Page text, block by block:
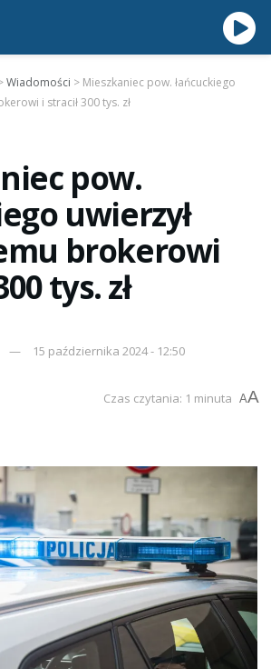
Wiadomości > Mieszkaniec pow. łańcuckiego
i stracił 300 tys. zł
pow.
uwierzył
brokerowi
tys. zł
15 października 2024 - 12:50
Czas czytania: 1 minuta AA